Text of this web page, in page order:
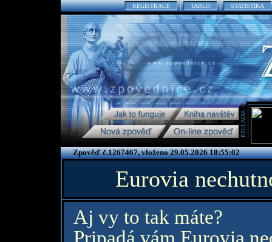
REGISTRACE TABLO STATISTIKA
Zpověď č.1267467, vloženo 29.05.2026 18:55:02
Eurovia
Aj vy to tak máte?